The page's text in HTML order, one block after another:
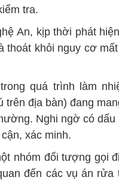
tra.
An, kịp thời phát
thoát khỏi nguy cơ
quá trình làm
trên địa bàn) đang
Nghi ngờ có dấu
xác minh.
nhóm đối tượng gọi
đến các vụ án rửa